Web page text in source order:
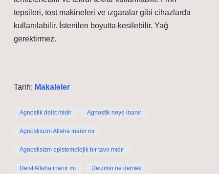
tepsileri, tost makineleri ve ızgaralar gibi cihazlarda
kullanılabilir. İstenilen boyutta kesilebilir. Yağ
gerektirmez.
Tarih: Makaleler
Agnostik deist midir Agnostik neye inanır
Agnostisizm Allaha inanır mı
Agnostisizm epistemolojik bir tavır mıdır
Deist Allaha inanır mı Deizmin ne demek